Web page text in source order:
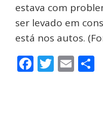
estava com
ser levado em
está nos autos.
Facebook
Twitter